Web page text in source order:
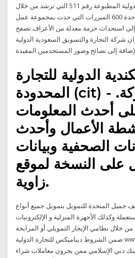
وقد وفّرت غرفة التجارة الدولية المطبوعة رقم 511 التي ترشد من خلال
الأعراف والممارسات الموحدة 600 المبررات التي حدت بمجموعة عمل
إلى استحداث حزمة معدلة من الأعراف تصفح
شركة التجارة والتسويق السعودية الدولية
الدولية للتجارة
المحدودة (cit) - تفاصيل الشركة.
أحدث المعلومات
الأعمال وأحدث
الصحفية وبيانات
على النسخة لموقع
زاوية.
جميل المتحدة للتمويل بتمويل جميع أنواع
وكذلك الأجهزة المنزلية و الإلكترونيات
خلال نظامي الإيجار التمويلي أو المرابحة
ضمن الشروط ديناميكس للتجارة الدولية www.dynamicsonline.ae
دبي الإسلامي ممن يجرون معاملات شراء